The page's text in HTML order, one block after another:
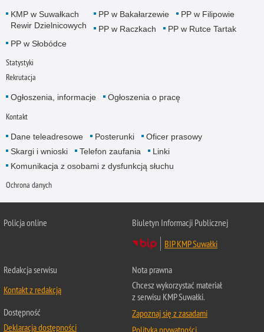
KMP w Suwałkach
Rewir Dzielnicowych
PP w Bakałarzewie
PP w Filipowie
PP w Raczkach
PP w Rutce Tartak
PP w Słobódce
Statystyki
Rekrutacja
Ogłoszenia, informacje Ogłoszenia o pracę
Kontakt
Dane teleadresowe Posterunki
Oficer prasowy
Skargi i wnioski
Telefon zaufania
Linki
Komunikacja z osobami z dysfunkcją słuchu
Ochrona danych
Policja online
Biuletyn Informacji Publicznej
BIP KMP Suwałki
Redakcja serwisu
Kontakt z redakcją
Dostępność
Deklaracja dostępności
Nota prawna
Chcesz wykorzystać materiał
z serwisu KMP Suwałki.
Zapoznaj się z zasadami